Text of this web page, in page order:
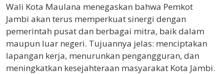
Wali Kota Maulana menegaskan bahwa Pemkot
Jambi akan terus memperkuat sinergi dengan
pemerintah pusat dan berbagai mitra, baik dalam
maupun luar negeri. Tujuannya jelas: menciptakan
lapangan kerja, menurunkan pengangguran, dan
meningkatkan kesejahteraan masyarakat Kota Jambi.